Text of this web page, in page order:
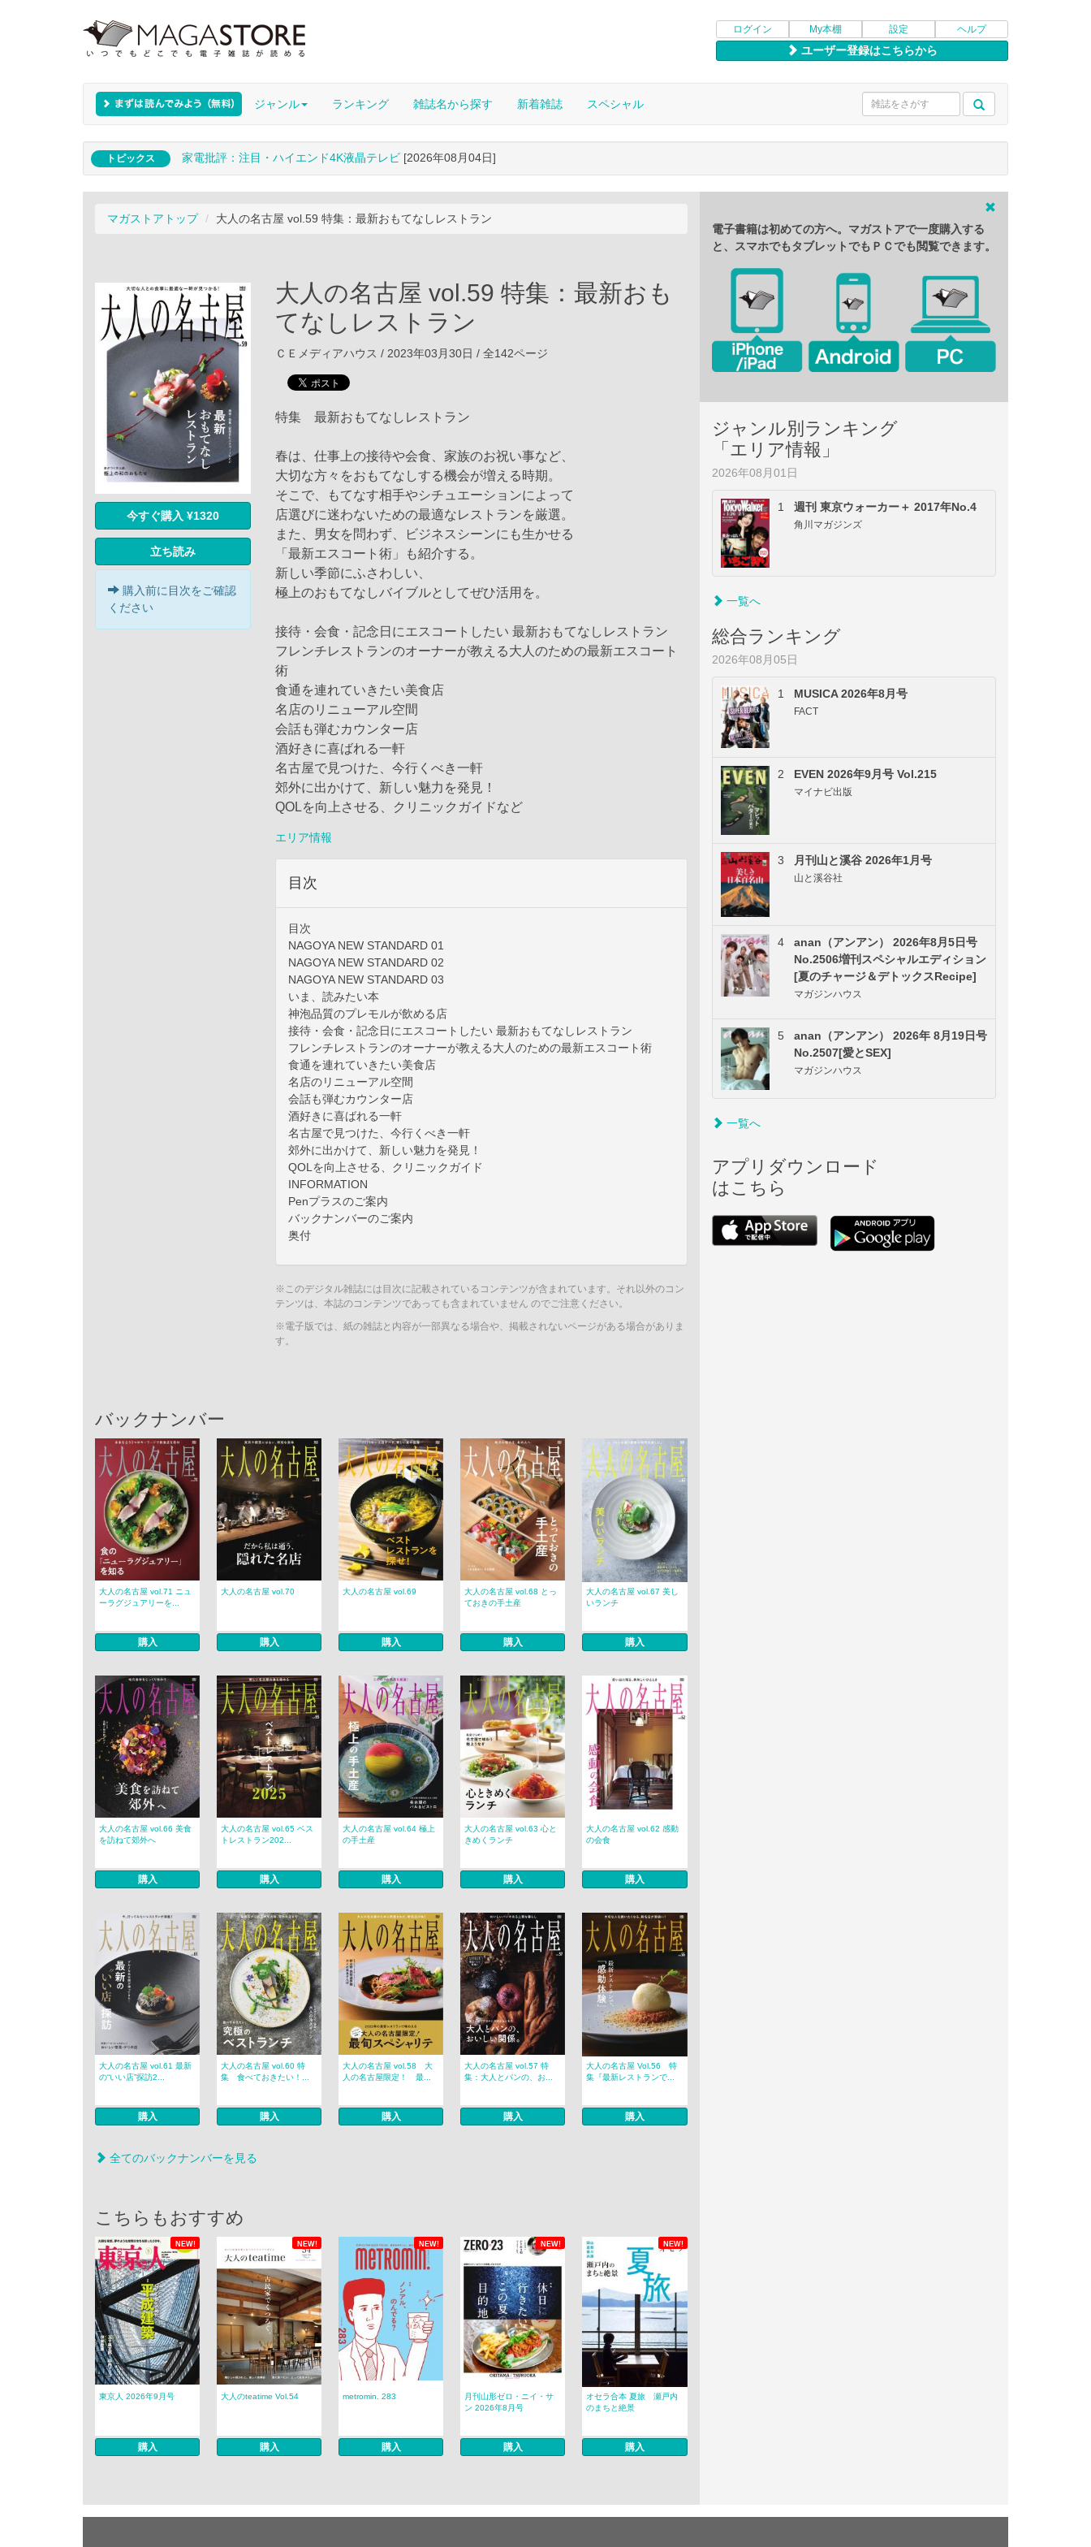
ログイン My本棚 設定 ヘルプ
ユーザー登録はこちらから
ジャンル ランキング 雑誌名から探す 新着雑誌 スペシャル
トピックス 家電批評：注目・ハイエンド4K液晶テレビ [2026年08月04日]
マガストアトップ 大人の名古屋 vol.59 特集：最新おもてなしレストラン
今すぐ購入 ¥1320
立ち読み
購入前に目次をご確認
ください
大人の名古屋 vol.59 特集：最新おも
てなしレストラン
ＣＥメディアハウス / 2023年03月30日 / 全142ページ
特集 最新おもてなしレストラン
春は、仕事上の接待や会食、家族のお祝い事など、
大切な方々をおもてなしする機会が増える時期。
そこで、もてなす相手やシチュエーションによって
店選びに迷わないための最適なレストランを厳選。
また、男女を問わず、ビジネスシーンにも生かせる
「最新エスコート術」も紹介する。
新しい季節にふさわしい、
極上のおもてなしバイブルとしてぜひ活用を。
接待・会食・記念日にエスコートしたい 最新おもてなしレストラン
フレンチレストランのオーナーが教える大人のための最新エスコート
術
食通を連れていきたい美食店
名店のリニューアル空間
会話も弾むカウンター店
酒好きに喜ばれる一軒
名古屋で見つけた、今行くべき一軒
郊外に出かけて、新しい魅力を発見！
QOLを向上させる、クリニックガイドなど
エリア情報
目次
目次
NAGOYA NEW STANDARD 01
NAGOYA NEW STANDARD 02
NAGOYA NEW STANDARD 03
いま、読みたい本
神泡品質のプレモルが飲める店
接待・会食・記念日にエスコートしたい 最新おもてなしレストラン
フレンチレストランのオーナーが教える大人のための最新エスコート術
食通を連れていきたい美食店
名店のリニューアル空間
会話も弾むカウンター店
酒好きに喜ばれる一軒
名古屋で見つけた、今行くべき一軒
郊外に出かけて、新しい魅力を発見！
QOLを向上させる、クリニックガイド
INFORMATION
Penプラスのご案内
バックナンバーのご案内
奥付
※このデジタル雑誌には目次に記載されているコンテンツが含まれています。それ以外のコン
テンツは、本誌のコンテンツであっても含まれていません のでご注意ください。
※電子版では、紙の雑誌と内容が一部異なる場合や、掲載されないページがある場合がありま
す。
バックナンバー
大人の名古屋 vol.71 ニュ
ーラグジュアリーを...
購入
大人の名古屋 vol.70
購入
大人の名古屋 vol.69
購入
大人の名古屋 vol.68 とっ
ておきの手土産
購入
大人の名古屋 vol.67 美し
いランチ
購入
大人の名古屋 vol.66 美食
を訪ねて郊外へ
購入
大人の名古屋 vol.65 ベス
トレストラン202...
購入
大人の名古屋 vol.64 極上
の手土産
購入
大人の名古屋 vol.63 心と
きめくランチ
購入
大人の名古屋 vol.62 感動
の会食
購入
大人の名古屋 vol.61 最新
の“いい店”探訪2...
購入
大人の名古屋 vol.60 特
集 食べておきたい！...
購入
大人の名古屋 vol.58 大
人の名古屋限定！ 最...
購入
大人の名古屋 vol.57 特
集：大人とパンの、お...
購入
大人の名古屋 Vol.56 特
集『最新レストランで...
購入
全てのバックナンバーを見る
こちらもおすすめ
NEW! NEW! NEW! NEW! NEW!
東京人 2026年9月号
購入
大人のteatime Vol.54
購入
metromin. 283
購入
月刊山形ゼロ・ニイ・サ
ン 2026年8月号
購入
オセラ合本 夏旅 瀬戸内
のまちと絶景
購入
電子書籍は初めての方へ。マガストアで一度購入する
と、スマホでもタブレットでもＰＣでも閲覧できます。
ジャンル別ランキング
「エリア情報」
2026年08月01日
1 週刊 東京ウォーカー＋ 2017年No.4
角川マガジンズ
一覧へ
総合ランキング
2026年08月05日
1 MUSICA 2026年8月号
FACT
2 EVEN 2026年9月号 Vol.215
マイナビ出版
3 月刊山と溪谷 2026年1月号
山と溪谷社
4
anan（アンアン） 2026年8月5日号
No.2506増刊スペシャルエディション
[夏のチャージ＆デトックスRecipe]
マガジンハウス
5
anan（アンアン） 2026年 8月19日号
No.2507[愛とSEX]
マガジンハウス
一覧へ
アプリダウンロード
はこちら